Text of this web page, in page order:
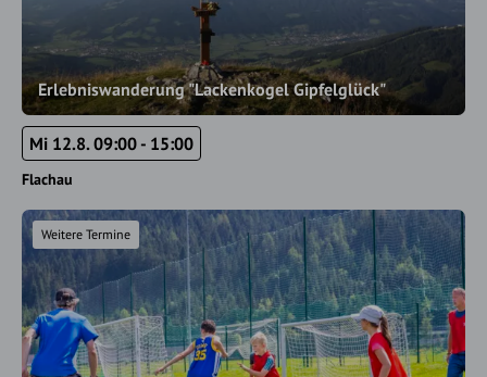
Erlebniswanderung "Lackenkogel Gipfelglück"
Mi 12.8. 09:00 - 15:00
Flachau
Weitere Termine